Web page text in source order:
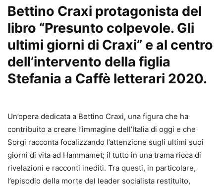
Bettino Craxi protagonista del
libro “Presunto colpevole. Gli
ultimi giorni di Craxi” e al centro
dell’intervento della figlia
Stefania a Caffè letterari 2020.
Un’opera dedicata a Bettino Craxi, una figura che ha
contribuito a creare l’immagine dell’Italia di oggi e che
Sorgi racconta focalizzando l’attenzione sugli ultimi suoi
giorni di vita ad Hammamet; il tutto in una trama ricca di
rivelazioni e racconti inediti. Tra questi, in particolare,
l’episodio della morte del leader socialista restituito,